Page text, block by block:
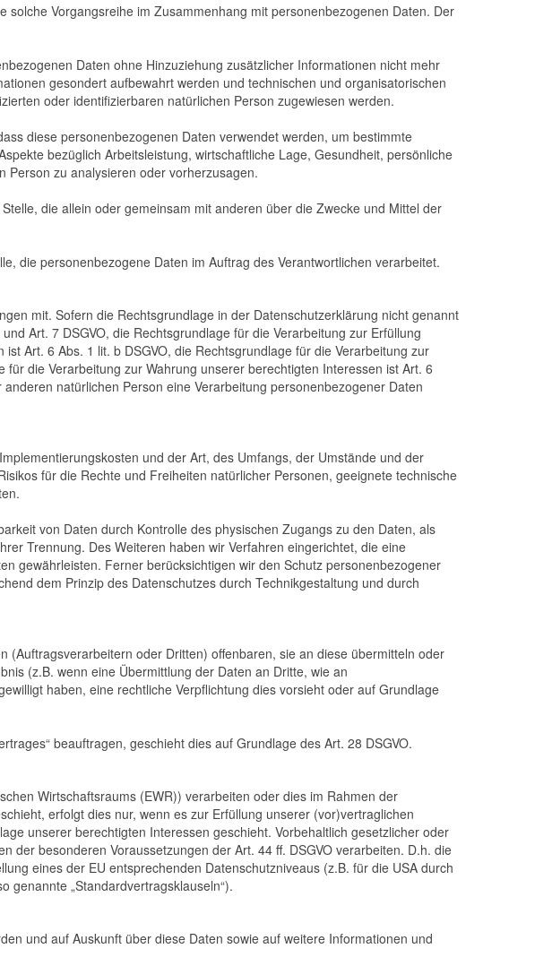
solche Vorgangsreihe im Zusammenhang mit personenbezogenen Daten. Der
Daten ohne Hinzuziehung zusätzlicher Informationen nicht mehr
gesondert aufbewahrt werden und technischen und organisatorischen
oder identifizierbaren natürlichen Person zugewiesen werden.
diese personenbezogenen Daten verwendet werden, um bestimmte
bezüglich Arbeitsleistung, wirtschaftliche Lage, Gesundheit, persönliche
Person zu analysieren oder vorherzusagen.
die allein oder gemeinsam mit anderen über die Zwecke und Mittel der
die personenbezogene Daten im Auftrag des Verantwortlichen verarbeitet.
mit. Sofern die Rechtsgrundlage in der Datenschutzerklärung nicht genannt
Art. 7 DSGVO, die Rechtsgrundlage für die Verarbeitung zur Erfüllung
Art. 6 Abs. 1 lit. b DSGVO, die Rechtsgrundlage für die Verarbeitung zur
die Verarbeitung zur Wahrung unserer berechtigten Interessen ist Art. 6
natürlichen Person eine Verarbeitung personenbezogener Daten
und der Art, des Umfangs, der Umstände und der
für die Rechte und Freiheiten natürlicher Personen, geeignete technische
von Daten durch Kontrolle des physischen Zugangs zu den Daten, als
Trennung. Des Weiteren haben wir Verfahren eingerichtet, die eine
gewährleisten. Ferner berücksichtigen wir den Schutz personenbezogener
dem Prinzip des Datenschutzes durch Technikgestaltung und durch
oder Dritten) offenbaren, sie an diese übermitteln oder
(z.B. wenn eine Übermittlung der Daten an Dritte, wie an
haben, eine rechtliche Verpflichtung dies vorsieht oder auf Grundlage
beauftragen, geschieht dies auf Grundlage des Art. 28 DSGVO.
Wirtschaftsraums (EWR)) verarbeiten oder dies im Rahmen der
erfolgt dies nur, wenn es zur Erfüllung unserer (vor)vertraglichen
unserer berechtigten Interessen geschieht. Vorbehaltlich gesetzlicher oder
der besonderen Voraussetzungen der Art. 44 ff. DSGVO verarbeiten. D.h. die
eines der EU entsprechenden Datenschutzniveaus (z.B. für die USA durch
genannte „Standardvertragsklauseln“).
und auf Auskunft über diese Daten sowie auf weitere Informationen und